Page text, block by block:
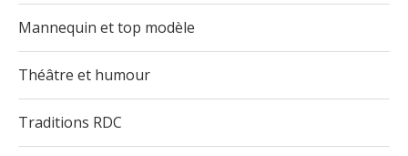
Mannequin et top modèle
Théâtre et humour
Traditions RDC